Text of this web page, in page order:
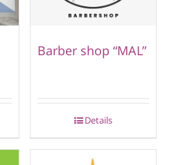
Barber shop “MAL”
Details